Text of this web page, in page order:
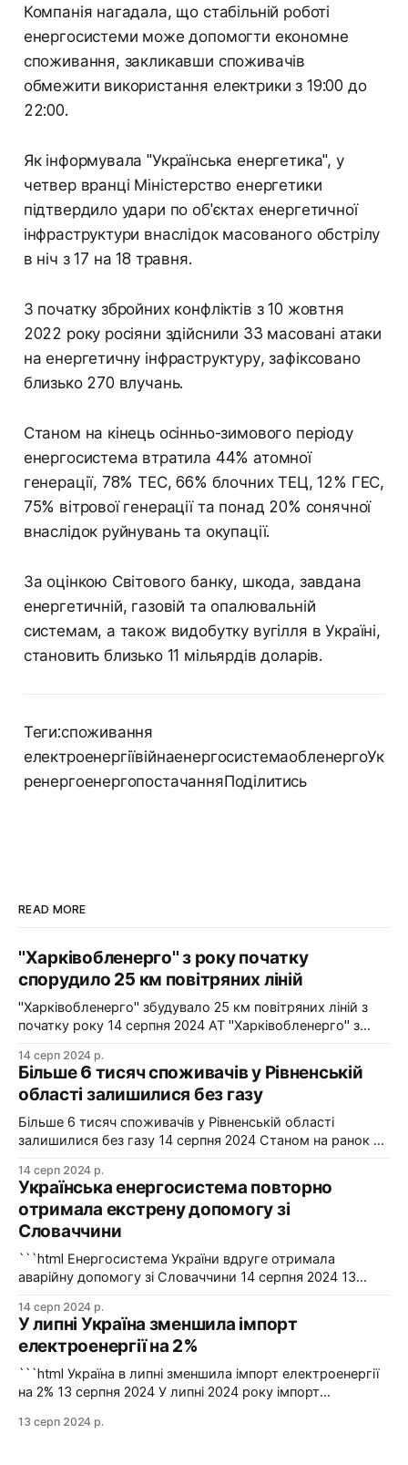
Компанія нагадала, що стабільній роботі
енергосистеми може допомогти економне
споживання, закликавши споживачів
обмежити використання електрики з 19:00 до
22:00.
Як інформувала "Українська енергетика", у
четвер вранці Міністерство енергетики
підтвердило удари по об'єктах енергетичної
інфраструктури внаслідок масованого обстрілу
в ніч з 17 на 18 травня.
З початку збройних конфліктів з 10 жовтня
2022 року росіяни здійснили 33 масовані атаки
на енергетичну інфраструктуру, зафіксовано
близько 270 влучань.
Станом на кінець осінньо-зимового періоду
енергосистема втратила 44% атомної
генерації, 78% ТЕС, 66% блочних ТЕЦ, 12% ГЕС,
75% вітрової генерації та понад 20% сонячної
внаслідок руйнувань та окупації.
За оцінкою Світового банку, шкода, завдана
енергетичній, газовій та опалювальній
системам, а також видобутку вугілля в Україні,
становить близько 11 мільярдів доларів.
Теги:споживання
електроенергіївійнаенергосистемаобленергоУк
ренергоенергопостачанняПоділитись
READ MORE
"Харківобленерго" з року початку
спорудило 25 км повітряних ліній
"Харківобленерго" збудувало 25 км повітряних ліній з
початку року 14 серпня 2024 АТ "Харківобленерго" з
ліній, оновило 1134 опори та встановило 5 нових
електропідстанцій у рамках інвестиційної програми на
2024-2025 роки. Фото: "Харківобленерго" "АТ
"Харківобленерго&
14 серп 2024 р.
Більше 6 тисяч споживачів у Рівненській
області залишилися без газу
Більше 6 тисяч споживачів у Рівненській області
залишилися без газу 14 серпня 2024 Станом на ранок 14
області залишилися без газопостачання через
технологічні проблеми. Фото: Рівнегаз Також, в
Сумській області в одному з населених пунктів в
результаті удару керованою авіабомбою пошкоджено
сталевий
14 серп 2024 р.
Українська енергосистема повторно
отримала екстрену допомогу зі
Словаччини
```html Енергосистема України вдруге отримала
аварійну допомогу зі Словаччини 14 серпня 2024 13
аварійну допомогу зі Словаччини. Фото: Shutterstock "У
вчорашній день, 13 серпня, НЕК "Укренерго" запитала
аварійну допомогу з енергосистеми Словаччини", –
йдеться в повідомленні пресслужби оператора системи
передачі. Експорт
14 серп 2024 р.
У липні Україна зменшила імпорт
електроенергії на 2%
```html Україна в липні зменшила імпорт електроенергії
на 2% 13 серпня 2024 У липні 2024 року імпорт
червнем. Експорт залишався на нульовому рівні. Графіка:
13 серп 2024 р.